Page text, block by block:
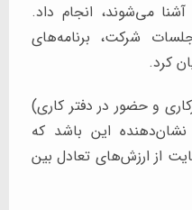
می‌شوند، انجام داد.
شرکت، برنامه‌های
کرد.
و حضور در دفتر کاری)
این باشد که
از ارزش‌های تعادل بین